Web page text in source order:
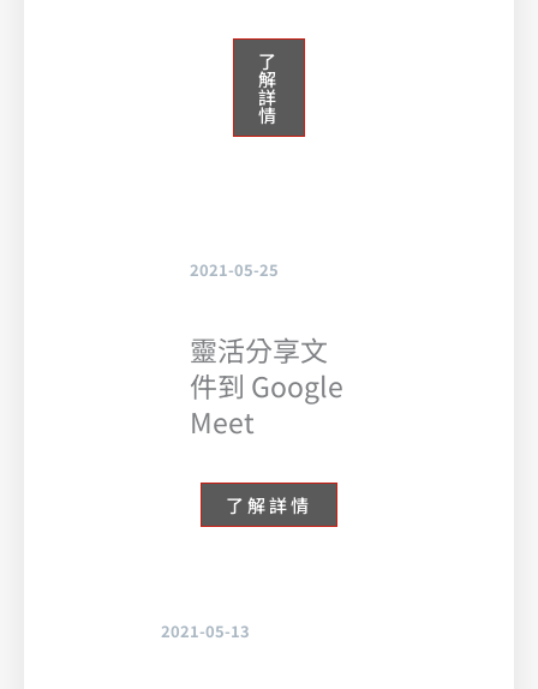
了
解
詳
情
2021-05-25
靈活分享文
件到 Google
Meet
了解詳情
2021-05-13